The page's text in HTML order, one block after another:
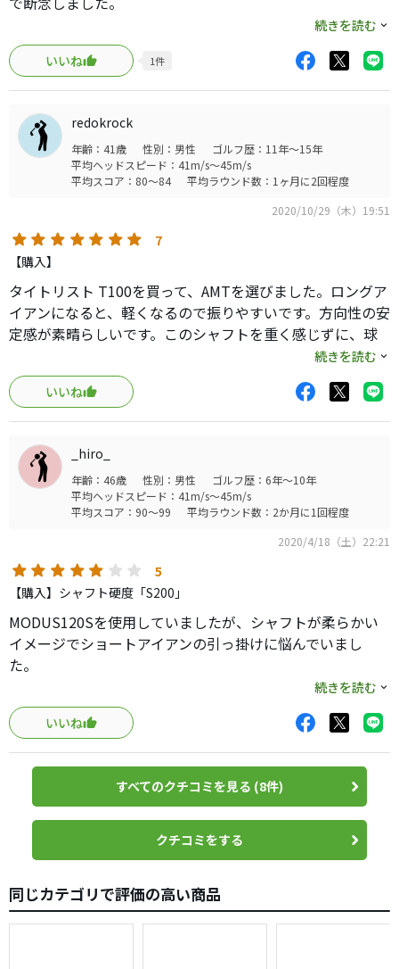
元々本間のアイアンを使用してたので、本間でフィッティン
グ。
長い番手で楽したいと相談した結果、このシャフトに出会
いました。
最高です。
4番が非常に楽になりました。
4.5番がキツくなられた方、お勧めです。
続きを読む
いいね
1件
redokrock
年齢：41歳 性別：男性
ゴルフ歴：11年～15年
平均ヘッドスピード：41m/s～45m/s
平均スコア：80～84
平均ラウンド数：1ヶ月に2回程度
2020/10/29（木）19:51
7
【購入】
タイトリスト T100を買って、AMTを選びました。ロングア
イアンになると、軽くなるので振りやすいです。方向性の安
定感が素晴らしいです。このシャフトを重く感じずに、球
が高ければ最高のシャフトになると思います。ヘッドスピ
ードは、43m/sくらいはあった方がいいと思います。手打ち
にならずに下半身で振っていかないと飛ばないので、体を
使ったいいスイングなっていくと思います。
続きを読む
いいね
_hiro_
年齢：46歳 性別：男性
ゴルフ歴：6年～10年
平均ヘッドスピード：41m/s～45m/s
平均スコア：90～99
平均ラウンド数：2か月に1回程度
2020/4/18（土）22:21
5
【購入】シャフト硬度「S200」
MODUS120Sを使用していましたが、シャフトが柔らかい
イメージでショートアイアンの引っ掛けに悩んでいまし
た。
ウェッジで使用しているダイナミックゴールドはフィーリ
ングが良いのですが、4I､5Iが打ち切れず、1ラウンド体力が
持たないのであきらめていました。
そこでこのAMT TOUR WHITEを試したのですが、これが良
かったです。
ショートアイアンの方向性と弾道が安定し、ミドルアイアン
は弾道が高くなり飛距離が伸びました。
ショートアイアンではダイナミックゴールドの素直さが、
ミドルアイアンは素直さそのままに適度なしなりがあり非
とはいえ、7Iの試打だけでは特性がわからないので、5Iと
PWも打ってから判断されたほうが良いと思います。
続きを読む
いいね
すべてのクチコミを見る (8件)
クチコミをする
同じカテゴリで評価の高い商品